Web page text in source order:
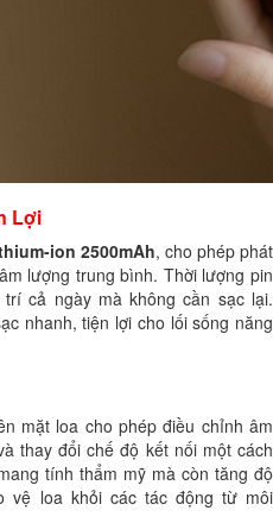
Lợi
ion 2500mAh, cho phép phát
lượng trung bình. Thời lượng pin
cả ngày mà không cần sạc lại.
nhanh, tiện lợi cho lối sống năng
mặt loa cho phép điều chỉnh âm
thay đổi chế độ kết nối một cách
tính thẩm mỹ mà còn tăng độ
vệ loa khỏi các tác động từ môi